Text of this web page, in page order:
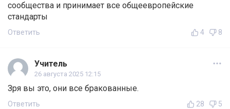
сообщества и принимает все общеевропейские
стандарты
Ответить 4 8
Учитель
26 августа 2025 12:15
Зря вы это, они все бракованные.
Ответить 28 5